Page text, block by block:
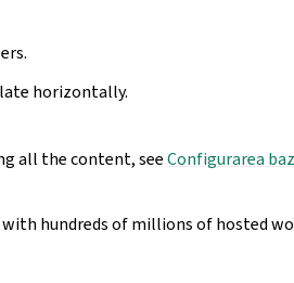
horizontally.
all the content, seeConfigurarea
hundreds of millions of hosted